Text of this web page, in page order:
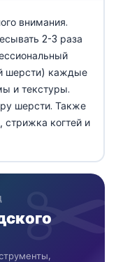
внимания.
2-3 раза
шерсти) каждые
и текстуры.
шерсти. Также
стрижка когтей и